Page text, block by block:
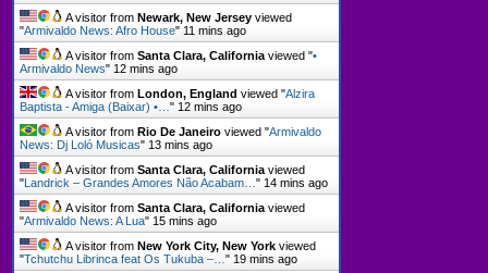
A visitor fromNewark, New Jersey viewed
"Armivaldo News: Afro House" 11 mins ago
A visitor fromSanta Clara, California viewed "•
Armivaldo News" 12 mins ago
A visitor fromLondon, England viewed "Alzira
Baptista - Amiga (Baixar) •…" 12 mins ago
A visitor fromRio De Janeiro viewed "Armivaldo
News: Dj Loló Musicas" 13 mins ago
A visitor fromSanta Clara, California viewed
"Landrick – Grandes Amores Não Acabam…" 14 mins ago
A visitor fromSanta Clara, California viewed
"Armivaldo News: A Lua" 15 mins ago
A visitor fromNew York City, New York viewed
"Tchutchu Librinca feat Os Tukuba –…" 19 mins ago